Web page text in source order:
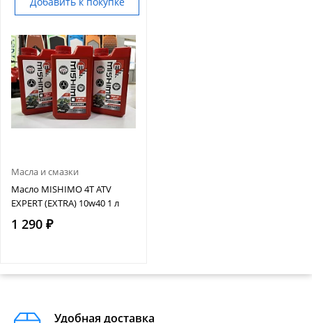
Масла и смазки
Масло MISHIMO 4T ATV
EXPERT (EXTRA) 10w40 1 л
1 290 ₽
Удобная доставка